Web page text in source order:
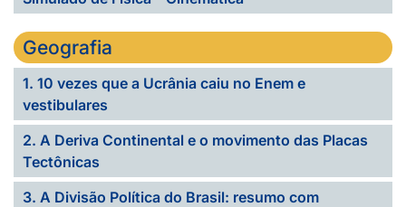
Geografia
1. 10 vezes que a Ucrânia caiu no Enem e
vestibulares
2. A Deriva Continental e o movimento das Placas
Tectônicas
3. A Divisão Política do Brasil: resumo com